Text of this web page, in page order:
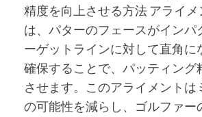
精度を向上させる方法 アライ
は、パターのフェースがインパ
ーゲットラインに対して直角に
確保することで、パッティング
させます。このアライメントは
の可能性を減らし、ゴルファー